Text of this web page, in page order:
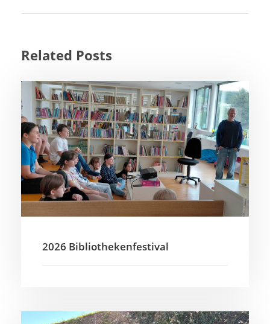
Related Posts
2026 Bibliothekenfestival